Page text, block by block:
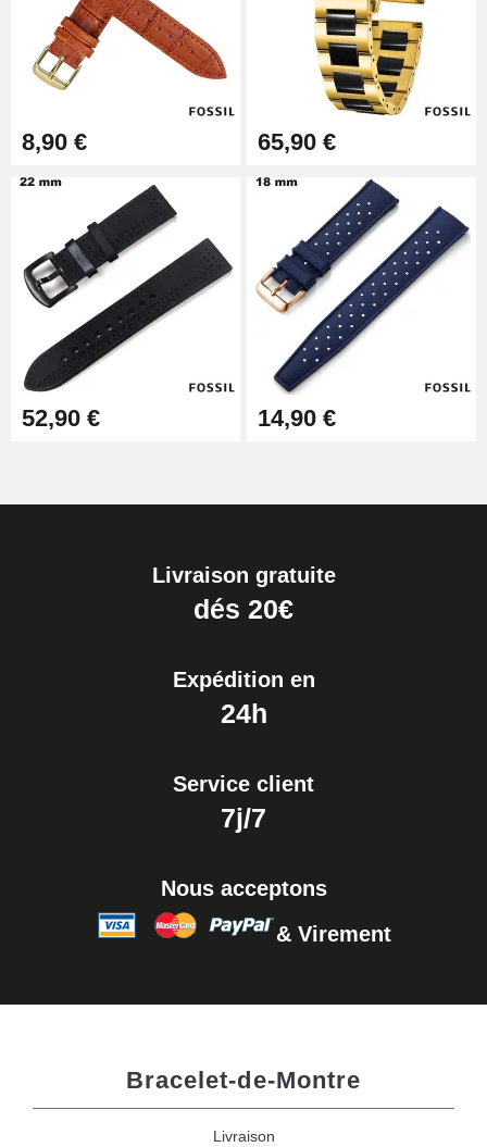
Extracteur de Bracelet de
Montre Facile
17,90 €
8,90 € 65,90 €
52,90 € 14,90 €
Livraison gratuite
dés 20€
Expédition en
24h
Service client
7j/7
Nous acceptons
& Virement
Bracelet-de-Montre
Livraison